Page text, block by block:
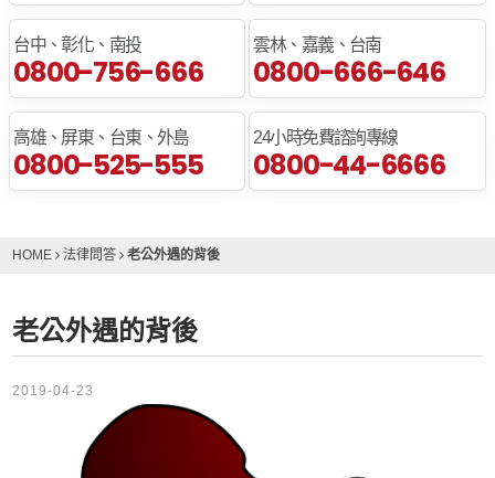
台中、彰化、南投
0800-756-666
雲林、嘉義、台南
0800-666-646
高雄、屏東、台東、外島
0800-525-555
24小時免費諮詢專線
0800-44-6666
HOME 法律問答 老公外遇的背後
老公外遇的背後
2019-04-23